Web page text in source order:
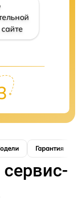
Гарантия